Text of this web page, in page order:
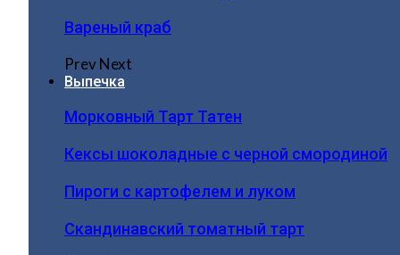
Вареный краб
PrevNext
Выпечка
Морковный Тарт Татен
Кексы шоколадные с черной смородиной
Пироги c картофелем и луком
Скандинавский томатный тарт